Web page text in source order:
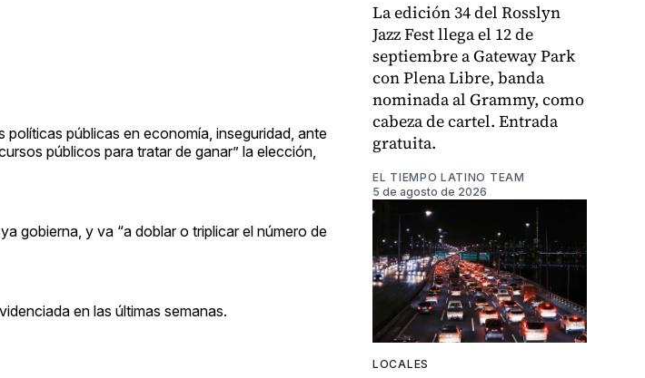
públicas en economía, inseguridad, ante
públicos para tratar de ganar” la elección,
gobierna, y va “a doblar o triplicar el número de
en las últimas semanas.
La edición 34 del Rosslyn
Jazz Fest llega el 12 de
septiembre a Gateway Park
con Plena Libre, banda
nominada al Grammy, como
cabeza de cartel. Entrada
gratuita.
EL TIEMPO LATINO TEAM
5 de agosto de 2026
LOCALES